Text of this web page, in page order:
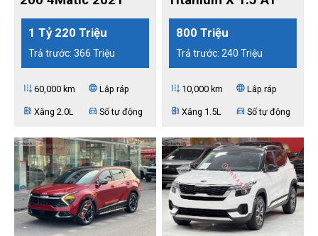
1 Tỷ 220 Triệu
Trả trước: 366 Triệu
add_road60,000 km language Lắp ráp
ev_station Xăng 2.0L directions_car Số tự động
2025
800 Triệu
Trả trước: 240 Triệu
add_road 10,000 km language Lắp ráp
ev_station Xăng 1.5L directions_car Số tự động